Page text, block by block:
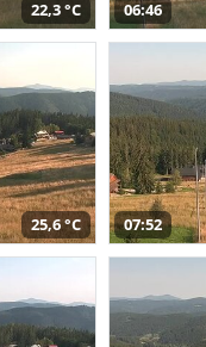
22,3 °C 06:46
25,6 °C 07:52